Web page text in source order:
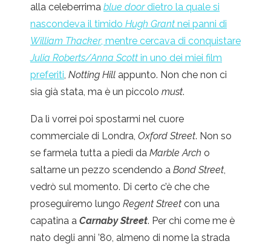
alla celeberrima blue doordietro la quale si
nascondeva il timido Hugh Grant nei panni di
William Thacker, mentre cercava di conquistare
Julia Roberts/Anna Scott in uno dei miei film
preferiti Notting Hill appunto. Non che non ci
sia già stata, ma è un piccolo must.
Da lì vorrei poi spostarmi nel cuore
commerciale di Londra, Oxford Street. Non so
se farmela tutta a piedi da Marble Arch o
saltarne un pezzo scendendo a Bond Street
vedrò sul momento. Di certo c’è che che
proseguiremo lungo Regent Street con una
capatina a Carnaby Street. Per chi come me è
nato degli anni ’80, almeno di nome la strada